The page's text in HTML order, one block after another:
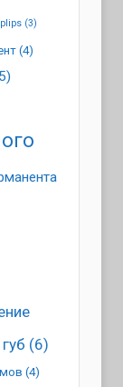
(3)
(4)
(6)
(4)